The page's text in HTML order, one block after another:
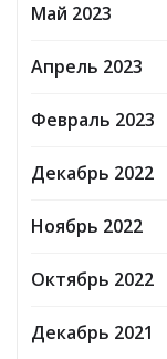
Май 2023
Апрель 2023
Февраль 2023
Декабрь 2022
Ноябрь 2022
Октябрь 2022
Декабрь 2021